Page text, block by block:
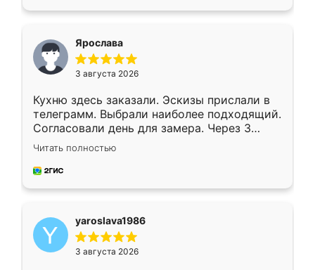
Ярослава
3 августа 2026
Кухню здесь заказали. Эскизы прислали в
телеграмм. Выбрали наиболее подходящий.
Согласовали день для замера. Через 3
недели кухня была уже готова. Остались
довольны работой. Спасибо Ренессанс
мебель за качественную работу!
Читать полностью
yaroslava1986
3 августа 2026